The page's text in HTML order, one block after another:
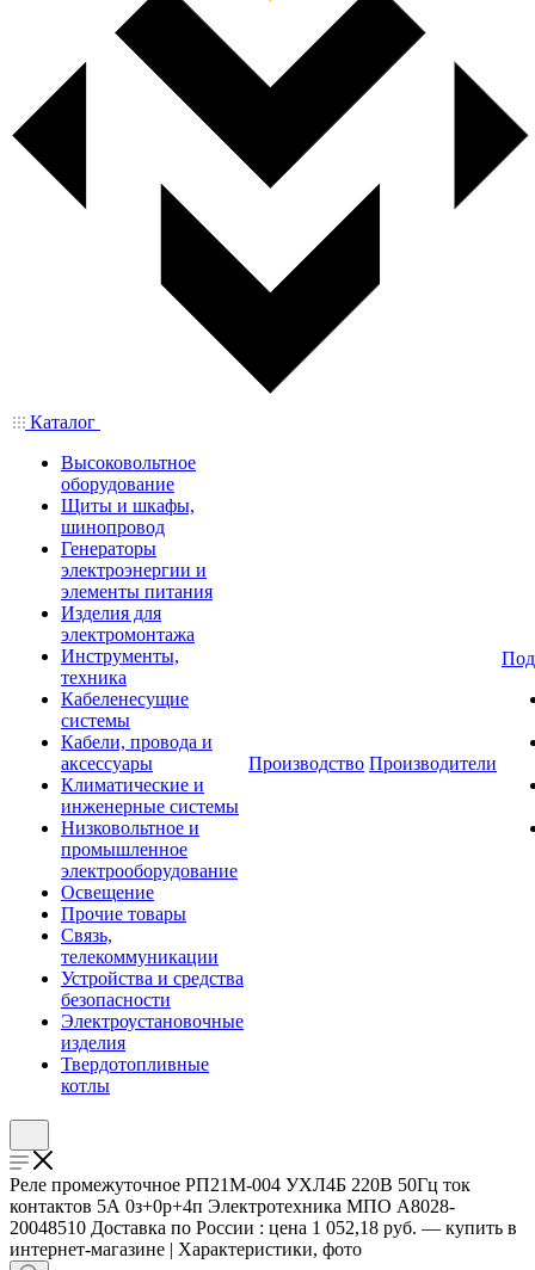
Каталог
Высоковольтное
оборудование
Щиты и шкафы,
шинопровод
Генераторы
электроэнергии и
элементы питания
Изделия для
электромонтажа
Инструменты,
техника
Кабеленесущие
системы
Кабели, провода и
аксессуары
Климатические и
инженерные системы
Низковольтное и
промышленное
электрооборудование
Освещение
Прочие товары
Связь,
телекоммуникации
Устройства и средства
безопасности
Электроустановочные
изделия
Твердотопливные
котлы
Производство Производители
Реле промежуточное РП21М-004 УХЛ4Б 220В 50Гц ток
контактов 5А 0з+0р+4п Электротехника МПО A8028-
20048510 Доставка по России : цена 1 052,18 руб. — купить в
интернет-магазине | Характеристики, фото